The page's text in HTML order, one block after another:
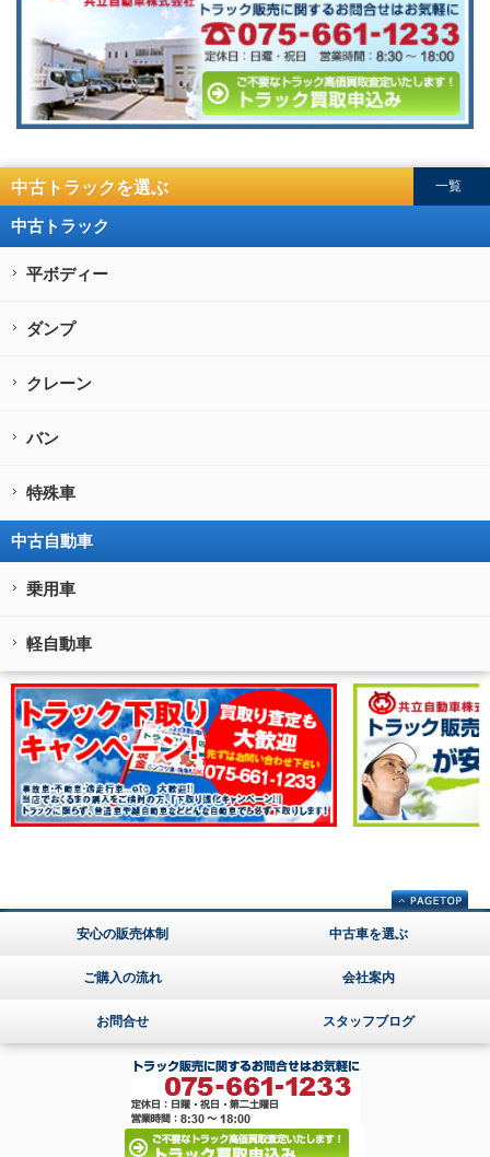
中古トラックを選ぶ 一覧
中古トラック
平ボディー
ダンプ
クレーン
バン
特殊車
中古自動車
乗用車
軽自動車
安心の販売体制 中古車を選ぶ
ご購入の流れ 会社案内
お問合せ スタッフブログ